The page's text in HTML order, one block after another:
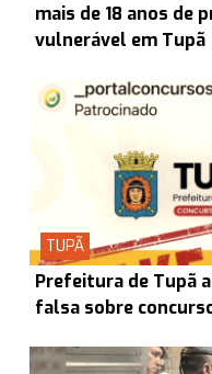
mais de 18 anos de
vulnerável em Tupã
TUPÃ
Prefeitura de Tupã
falsa sobre